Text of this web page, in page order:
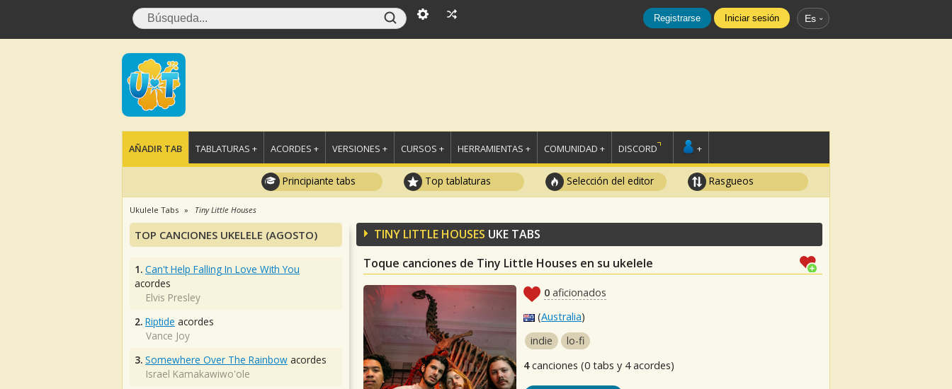
Registrarse Iniciar sesión Es
AÑADIR TAB TABLATURAS + ACORDES + VERSIONES + CURSOS + HERRAMIENTAS + COMUNIDAD + DISCORD +
Principiante tabs Top tablaturas Selección del editor Rasgueos
Ukulele Tabs Tiny Little Houses
TINY LITTLE HOUSES UKE TABS
Toque canciones de Tiny Little Houses en su ukelele
0 aficionados
(Australia)
indie
lo-fi
4canciones (0 tabs y 4 acordes)
TOP CANCIONES UKELELE (AGOSTO)
1. Can't Help Falling In Love With You
acordes
Elvis Presley
2. Riptide acordes
Vance Joy
3. Somewhere Over The Rainbow acordes
Israel Kamakawiwo'ole